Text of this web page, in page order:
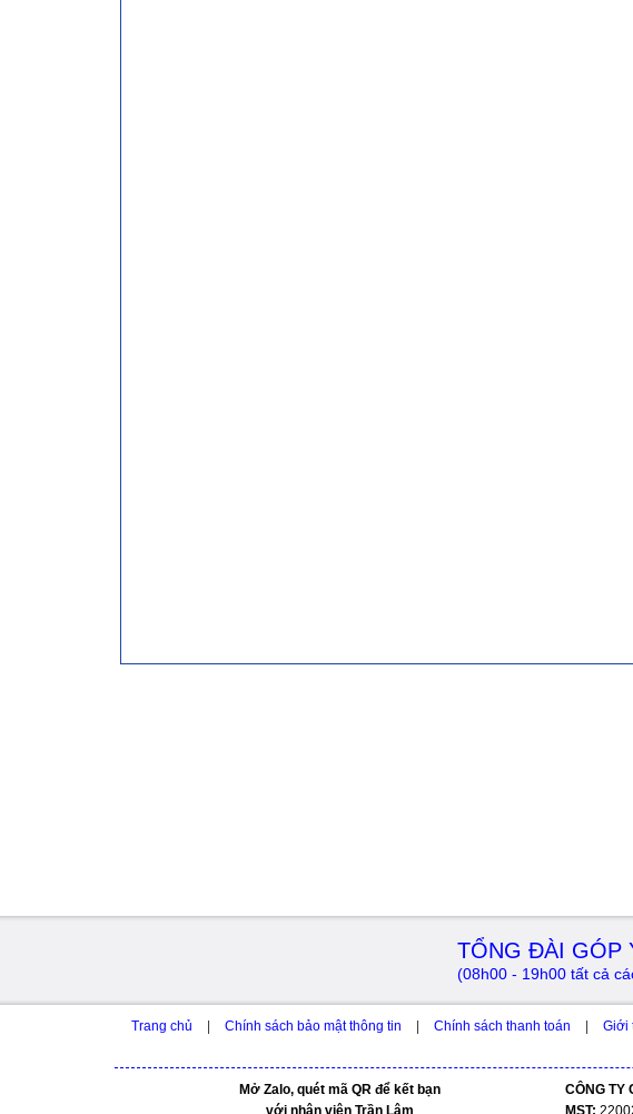
TỔNG ĐÀI GÓP
(08h00 - 19h00 tất cả
Trang chủ Chính sách bảo mật thông tin Chính sách thanh toán Giới
Mở Zalo, quét mã QR để kết bạn
CÔNG TY